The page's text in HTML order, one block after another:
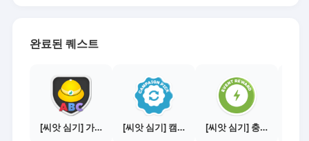
완료된 퀘스트
[씨앗 심기] 가이드보기 - 매체별 활동 가이드 [씨앗 심기] 캠페인 전환하기 [씨앗 심기] 충전소에서 이벤트 1건 이상 참여하기